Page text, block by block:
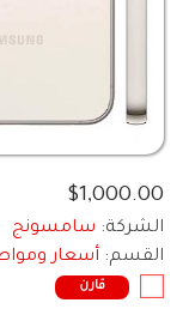
$1,000.00
الشركة: سامسونج
القسم: أسعار
قارن